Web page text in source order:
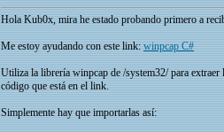
Hola Kub0x, mira he estado probando primero a
Me estoy ayudando con este link:winpcap C#
Utiliza la librería winpcap de /system32/ para extraer
código que está en el link.
Simplemente hay que importarlas así: